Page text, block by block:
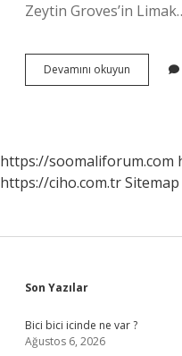
Zeytin Groves’in
Devamını okuyun Akbelende
Neler
https://soomaliforum.com
https://ciho.com.trSitemap
Sidebar
Son Yazılar
Bici bici icinde ne var ?
Ağustos 6, 2026